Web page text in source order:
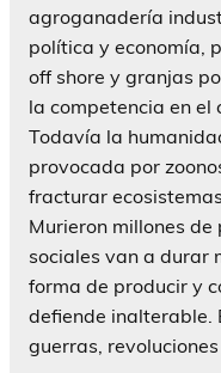
agroganadería
política y economía,
off shore y granjas
la competencia en el
Todavía la
provocada por
fracturar
Murieron millones
sociales van a durar
forma de producir y
defiende inalterable.
guerras,